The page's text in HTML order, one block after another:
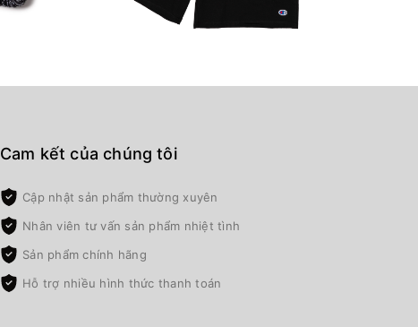
Cam kết của chúng tôi
Cập nhật sản phẩm thường xuyên
Nhân viên tư vấn sản phẩm nhiệt tình
Sản phẩm chính hãng
Hỗ trợ nhiều hình thức thanh toán